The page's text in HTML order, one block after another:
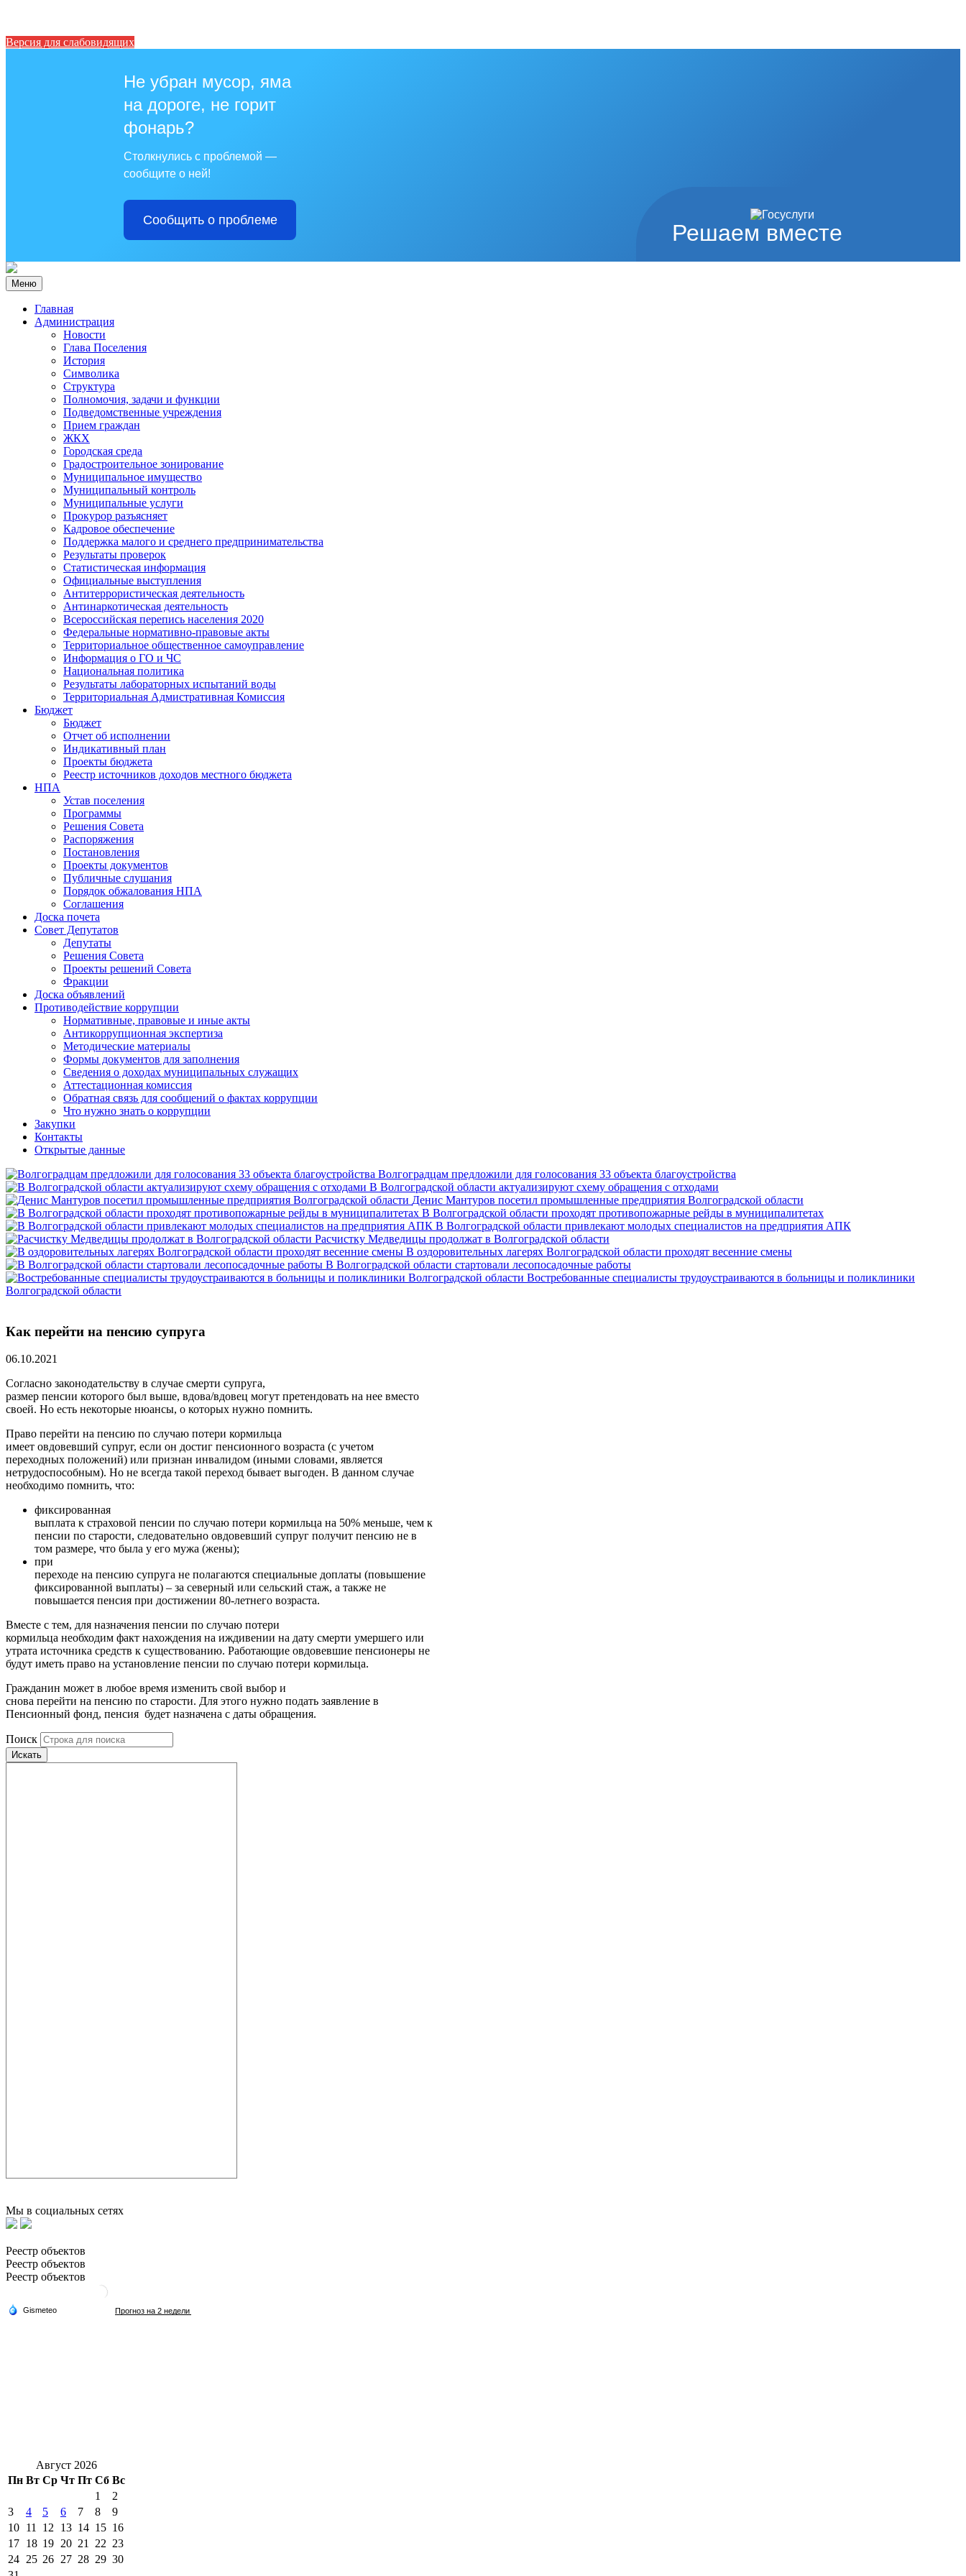
Версия для слабовидящих
Решаем вместе
Не убран мусор, яма
на дороге, не горит
фонарь?
Столкнулись с проблемой —
сообщите о ней!
Сообщить о проблеме
Меню
Главная
Администрация
Новости
Глава Поселения
История
Символика
Структура
Полномочия, задачи и функции
Подведомственные учреждения
Прием граждан
ЖКХ
Городская среда
Градостроительное зонирование
Муниципальное имущество
Муниципальный контроль
Муниципальные услуги
Прокурор разъясняет
Кадровое обеспечение
Поддержка малого и среднего предпринимательства
Результаты проверок
Статистическая информация
Официальные выступления
Антитеррористическая деятельность
Антинаркотическая деятельность
Всероссийская перепись населения 2020
Федеральные нормативно-правовые акты
Территориальное общественное самоуправление
Информация о ГО и ЧС
Национальная политика
Результаты лабораторных испытаний воды
Территориальная Адмистративная Комиссия
Бюджет
Бюджет
Отчет об исполнении
Индикативный план
Проекты бюджета
Реестр источников доходов местного бюджета
НПА
Устав поселения
Программы
Решения Совета
Распоряжения
Постановления
Проекты документов
Публичные слушания
Порядок обжалования НПА
Соглашения
Доска почета
Совет Депутатов
Депутаты
Решения Совета
Проекты решений Совета
Фракции
Доска объявлений
Противодействие коррупции
Нормативные, правовые и иные акты
Антикоррупционная экспертиза
Методические материалы
Формы документов для заполнения
Сведения о доходах муниципальных служащих
Аттестационная комиссия
Обратная связь для сообщений о фактах коррупции
Что нужно знать о коррупции
Закупки
Контакты
Открытые данные
Волгоградцам предложили для голосования 33 объекта благоустройства
В Волгоградской области актуализируют схему обращения с отходами
Денис Мантуров посетил промышленные предприятия Волгоградской области
В Волгоградской области проходят противопожарные рейды в муниципалитетах
В Волгоградской области привлекают молодых специалистов на предприятия АПК
Расчистку Медведицы продолжат в Волгоградской области
В оздоровительных лагерях Волгоградской области проходят весенние смены
В Волгоградской области стартовали лесопосадочные работы
Востребованные специалисты трудоустраиваются в больницы и поликлиники
Волгоградской области
Как перейти на пенсию супруга
06.10.2021
Согласно законодательству в случае смерти супруга,
размер пенсии которого был выше, вдова/вдовец могут претендовать на нее вместо
своей. Но есть некоторые нюансы, о которых нужно помнить.
Право перейти на пенсию по случаю потери кормильца
имеет овдовевший супруг, если он достиг пенсионного возраста (с учетом
переходных положений) или признан инвалидом (иными словами, является
нетрудоспособным). Но не всегда такой переход бывает выгоден. В данном случае
необходимо помнить, что:
фиксированная
выплата к страховой пенсии по случаю потери кормильца на 50% меньше, чем к
пенсии по старости, следовательно овдовевший супруг получит пенсию не в
том размере, что была у его мужа (жены);
при
переходе на пенсию супруга не полагаются специальные доплаты (повышение
фиксированной выплаты) – за северный или сельский стаж, а также не
повышается пенсия при достижении 80-летнего возраста.
Вместе с тем, для назначения пенсии по случаю потери
кормильца необходим факт нахождения на иждивении на дату смерти умершего или
утрата источника средств к существованию. Работающие овдовевшие пенсионеры не
будут иметь право на установление пенсии по случаю потери кормильца.
Гражданин может в любое время изменить свой выбор и
снова перейти на пенсию по старости. Для этого нужно подать заявление в
Пенсионный фонд, пенсия будет назначена с даты обращения.
Поиск
Искать
Мы в социальных сетях
Реестр объектов
Реестр объектов
Реестр объектов
Август 2026
Пн Вт Ср Чт Пт Сб Вс
1
2
3
4 5 6 7 8
9
10 11 12 13 14 15 16
17 18 19 20 21 22 23
24 25 26 27 28 29 30